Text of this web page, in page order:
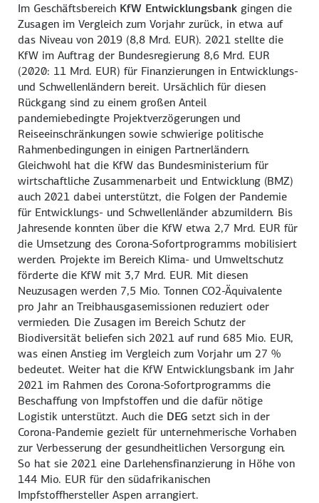
Im Geschäftsbereich KfW Entwicklungsbank gingen die
Zusagen im Vergleich zum Vorjahr zurück, in etwa auf
das Niveau von 2019 (8,8 Mrd. EUR). 2021 stellte die
KfW im Auftrag der Bundesregierung 8,6 Mrd. EUR
(2020: 11 Mrd. EUR) für Finanzierungen in Entwicklungs-
und Schwellenländern bereit. Ursächlich für diesen
Rückgang sind zu einem großen Anteil
pandemiebedingte Projektverzögerungen und
Reiseeinschränkungen sowie schwierige politische
Rahmenbedingungen in einigen Partnerländern.
Gleichwohl hat die KfW das Bundesministerium für
wirtschaftliche Zusammenarbeit und Entwicklung (BMZ)
auch 2021 dabei unterstützt, die Folgen der Pandemie
für Entwicklungs- und Schwellenländer abzumildern. Bis
Jahresende konnten über die KfW etwa 2,7 Mrd. EUR für
die Umsetzung des Corona-Sofortprogramms mobilisiert
werden. Projekte im Bereich Klima- und Umweltschutz
förderte die KfW mit 3,7 Mrd. EUR. Mit diesen
Neuzusagen werden 7,5 Mio. Tonnen CO2-Äquivalente
pro Jahr an Treibhausgasemissionen reduziert oder
vermieden. Die Zusagen im Bereich Schutz der
Biodiversität beliefen sich 2021 auf rund 685 Mio. EUR,
was einen Anstieg im Vergleich zum Vorjahr um 27 %
bedeutet. Weiter hat die KfW Entwicklungsbank im Jahr
2021 im Rahmen des Corona-Sofortprogramms die
Beschaffung von Impfstoffen und die dafür nötige
Logistik unterstützt. Auch die DEG setzt sich in der
Corona-Pandemie gezielt für unternehmerische Vorhaben
zur Verbesserung der gesundheitlichen Versorgung ein.
So hat sie 2021 eine Darlehensfinanzierung in Höhe von
144 Mio. EUR für den südafrikanischen
Impfstoffhersteller Aspen arrangiert.